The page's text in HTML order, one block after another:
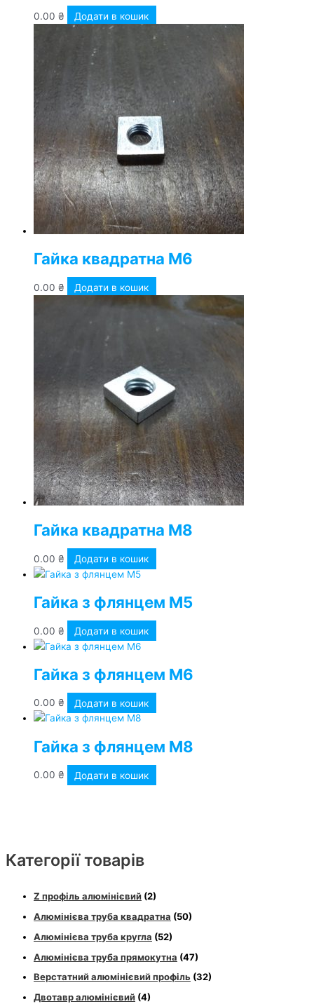
Категорії товарів
Z профіль алюмінієвий (2)
Алюмінієва труба квадратна (50)
Алюмінієва труба кругла (52)
Алюмінієва труба прямокутна (47)
Верстатний алюмінієвий профіль (32)
Двотавр алюмінієвий (4)
0.00 ₴ Додати в кошик
Гайка квадратна М6
0.00 ₴ Додати в кошик
Гайка квадратна М8
0.00 ₴ Додати в кошик
Гайка з флянцем М5
0.00 ₴ Додати в кошик
Гайка з флянцем М6
0.00 ₴ Додати в кошик
Гайка з флянцем М8
0.00 ₴ Додати в кошик